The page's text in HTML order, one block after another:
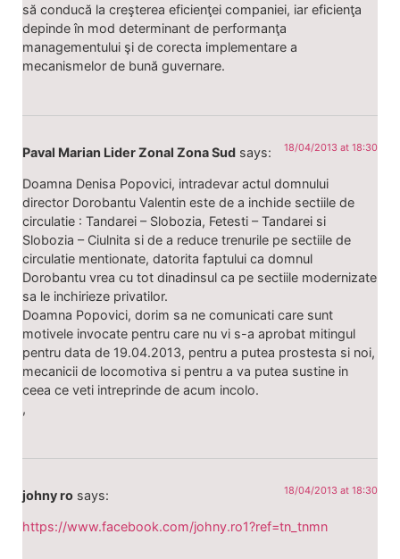
să conducă la creşterea eficienţei companiei, iar eficienţa
depinde în mod determinant de performanţa
managementului şi de corecta implementare a
mecanismelor de bună guvernare.
Paval Marian Lider Zonal Zona Sud says: 18/04/2013 at 18:30
Doamna Denisa Popovici, intradevar actul domnului
director Dorobantu Valentin este de a inchide sectiile de
circulatie : Tandarei – Slobozia, Fetesti – Tandarei si
Slobozia – Ciulnita si de a reduce trenurile pe sectiile de
circulatie mentionate, datorita faptului ca domnul
Dorobantu vrea cu tot dinadinsul ca pe sectiile modernizate
sa le inchirieze privatilor.
Doamna Popovici, dorim sa ne comunicati care sunt
motivele invocate pentru care nu vi s-a aprobat mitingul
pentru data de 19.04.2013, pentru a putea prostesta si noi,
mecanicii de locomotiva si pentru a va putea sustine in
ceea ce veti intreprinde de acum incolo.
,
johny ro says: 18/04/2013 at 18:30
https://www.facebook.com/johny.ro1?ref=tn_tnmn